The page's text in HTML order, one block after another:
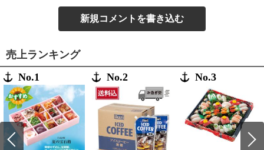
新規コメントを書き込む
売上ランキング
No.1 No.2 No.3